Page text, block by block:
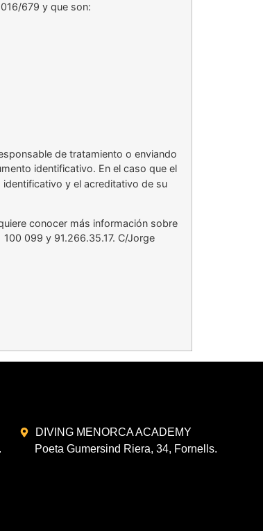
679 y que son:
de tratamiento o enviando
identificativo. En el caso que el
y el acreditativo de su
conocer más información sobre
099 y 91.266.35.17. C/Jorge
DIVING MENORCA ACADEMY
Poeta Gumersind Riera, 34, Fornells.